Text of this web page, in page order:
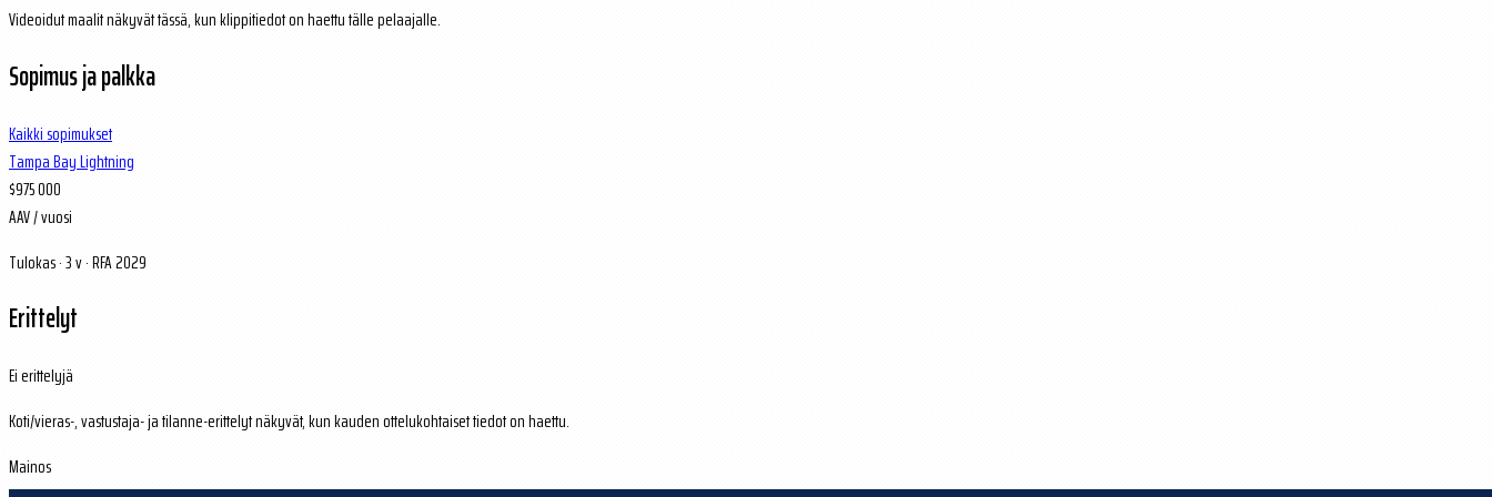
Videoidut maalit näkyvät tässä, kun klippitiedot on haettu tälle pelaajalle.
Sopimus ja palkka
Kaikki sopimukset
Tampa Bay Lightning
$975 000
AAV / vuosi
Tulokas · 3 v · RFA 2029
Erittelyt
Ei erittelyjä
Koti/vieras-, vastustaja- ja tilanne-erittelyt näkyvät, kun kauden ottelukohtaiset tiedot on haettu.
Mainos